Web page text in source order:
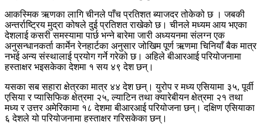
आकस्मिक ऋणका लागि चीनले पाँच प्रतिशत ब्याजदर तोकेको छ । जबकी
अन्तर्राष्ट्रिय मुद्रा कोषले दुई प्रतिशत राखेको छ। चीनले मध्यम आय भएका
देशलाई कसरी समस्यामा पार्छ भन्ने बारेमा जारी अध्ययनमा संलग्न एक
अनुसन्धानकर्ता कार्मेन रेनहार्टका अनुसार जोखिम पूर्ण ऋणमा चिनियाँ बैक मात्र
नभई अन्य संस्थालाई प्रयोग गर्ने गरेको छ। अहिले बीआरआई परियोजनामा
हस्ताक्षर भइसकेका देशमा १ सय ४९ देश छन्।
यसका सब सहारा क्षेत्रका मात्र ४४ देश छन्। युरोप र मध्य एसियामा ३५, पूर्वी
एसिया र प्यासिफिक क्षेत्रमा २५, ल्याटिन तथा क्यारेबीयन क्षेत्रमा २१ तथा
मध्य र उत्तर अमेरिकामा १८ देशमा बीआरआई परियोजना छन्। दक्षिण एसियाका
६ देशले यो परियोजनामा हस्ताक्षर गरिसकेका छन्।